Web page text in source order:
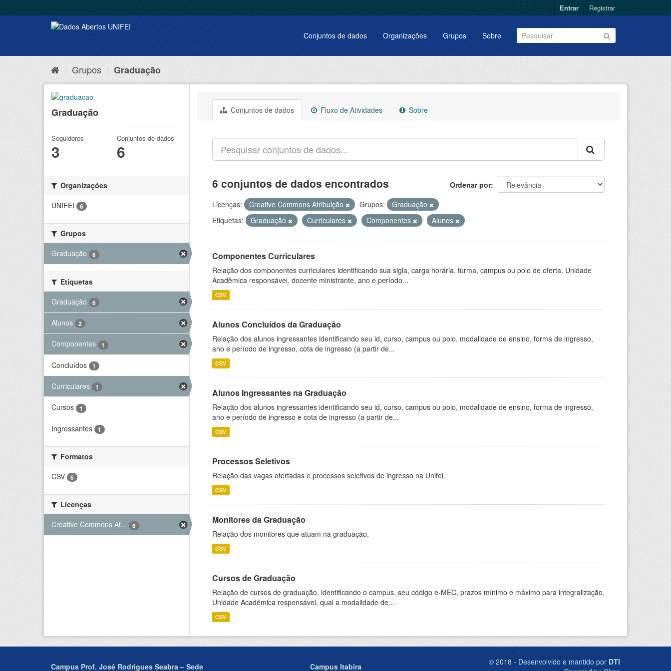
Entrar Registrar
Conjuntos de dados Organizações Grupos Sobre
Grupos Graduação
Graduação
Seguidores
3
Conjuntos de dados
6
Organizações
UNIFEI
6
Grupos
Graduação
6
Etiquetas
Graduação
6
Alunos 2
Componentes 1
Concluídos 1
Curriculares 1
Cursos 1
Ingressantes 1
Formatos
CSV
6
Licenças
Creative Commons At...
6
Conjuntos de dados Fluxo de Atividades Sobre
Ordenar por
6 conjuntos de dados encontrados
Licenças: Creative Commons Atribuição Grupos:
Graduação
Etiquetas:
Graduação Curriculares Componentes Alunos
Componentes Curriculares
Relação dos componentes curriculares identificando sua sigla, carga horária, turma, campus ou polo de oferta, Unidade
Acadêmica responsável, docente ministrante, ano e período...
CSV
Alunos Concluídos da Graduação
Relação dos alunos ingressantes identificando seu id, curso, campus ou polo, modalidade de ensino, forma de ingresso,
ano e período de ingresso, cota de ingresso (a partir de...
CSV
Alunos Ingressantes na Graduação
Relação dos alunos ingressantes identificando seu id, curso, campus ou polo, modalidade de ensino, forma de ingresso,
ano e período de ingresso e cota de ingresso (a partir de...
CSV
Processos Seletivos
Relação das vagas ofertadas e processos seletivos de ingresso na Unifei.
CSV
Monitores da Graduação
Relação dos monitores que atuam na graduação.
CSV
Cursos de Graduação
Relação de cursos de graduação, identificando o campus, seu código e-MEC, prazos mínimo e máximo para integralização,
Unidade Acadêmica responsável, qual a modalidade de...
CSV
Campus Prof. José Rodrigues Seabra – Sede Campus Itabira © 2018 - Desenvolvido e mantido por DTI